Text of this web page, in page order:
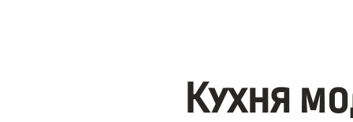
Кухня